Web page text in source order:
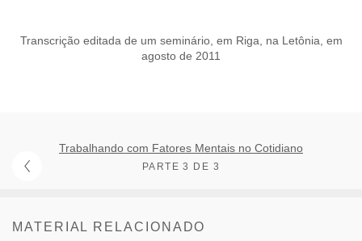
Transcrição editada de um seminário, em Riga, na Letônia, em
agosto de 2011
Trabalhando com Fatores Mentais no Cotidiano
PARTE 3 DE 3
MATERIAL RELACIONADO